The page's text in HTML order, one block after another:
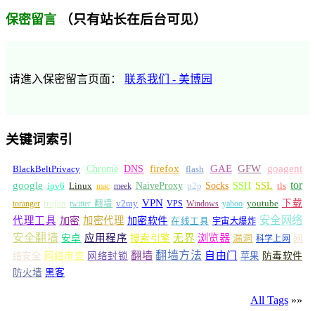
保密留言 （只有站长在后台可见）
请進入保密留言页面： 联系我们 - 美博园
关键词索引
BlackBeltPrivacy Chrome DNS firefox flash GAE GFW
goagent
google ipv6 Linux mac meek NaiveProxy p2p Socks SSH SSL tls tor
toranger trojan twitter 翻墙 v2ray VPN VPS Windows yahoo youtube 下载
代理工具 加密 加密代理 加密软件 在线工具 宇宙大爆炸 安全网络
安全翻墙 安卓 应用程序 搜索引擎 无界 浏览器 漏洞 科学上网
网
络安全 网络审查 网络封锁 翻墙 翻墙方法 自由门 苹果 防毒软件
防火墙 黑客
All Tags »»